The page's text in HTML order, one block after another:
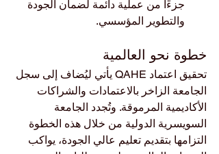
جزءًا من عملية دائمة لضمان الجودة
والتطوير المؤسسي.
خطوة نحو العالمية
تحقيق اعتماد QAHE يأتي ليُضاف إلى سجل
الجامعة الزاخر بالاعتمادات والشراكات
الأكاديمية المرموقة. وتُجدد الجامعة
السويسرية الدولية من خلال هذه الخطوة
التزامها بتقديم تعليم عالي الجودة، يواكب